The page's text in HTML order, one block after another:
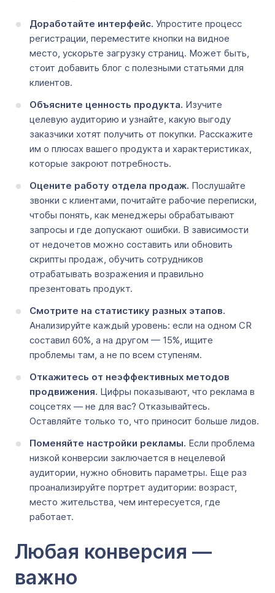
Доработайте интерфейс. Упростите процесс
регистрации, переместите кнопки на видное
место, ускорьте загрузку страниц. Может быть,
стоит добавить блог с полезными статьями для
клиентов.
Объясните ценность продукта. Изучите
целевую аудиторию и узнайте, какую выгоду
заказчики хотят получить от покупки. Расскажите
им о плюсах вашего продукта и характеристиках,
которые закроют потребность.
Оцените работу отдела продаж. Послушайте
звонки с клиентами, почитайте рабочие переписки,
чтобы понять, как менеджеры обрабатывают
запросы и где допускают ошибки. В зависимости
от недочетов можно составить или обновить
скрипты продаж, обучить сотрудников
отрабатывать возражения и правильно
презентовать продукт.
Смотрите на статистику разных этапов.
Анализируйте каждый уровень: если на одном CR
составил 60%, а на другом — 15%, ищите
проблемы там, а не по всем ступеням.
Откажитесь от неэффективных методов
продвижения. Цифры показывают, что реклама в
соцсетях — не для вас? Отказывайтесь.
Оставляйте только то, что приносит больше лидов.
Поменяйте настройки рекламы. Если проблема
низкой конверсии заключается в нецелевой
аудитории, нужно обновить параметры. Еще раз
проанализируйте портрет аудитории: возраст,
место жительства, чем интересуется, где
работает.
Любая конверсия —
важно